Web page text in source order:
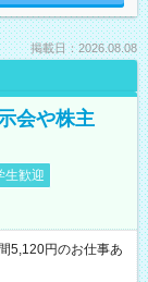
掲載日：2026.08.08
会や株主
生歓迎
円のお仕事あ